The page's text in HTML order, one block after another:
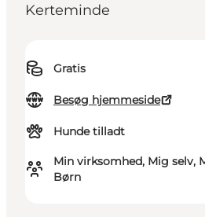
Kerteminde
Gratis
Besøg hjemmeside
Hunde tilladt
Min virksomhed, Mig selv,
Børn